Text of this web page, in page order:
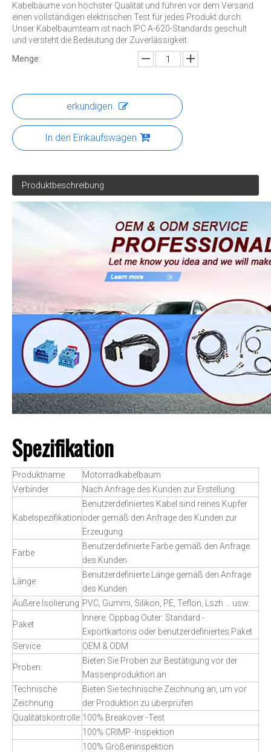
Kabelbäume von höchster Qualität und führen vor dem Versand
einen vollständigen elektrischen Test für jedes Produkt durch.
Unser Kabelbaumteam ist nach IPC A-620-Standards geschult
und versteht die Bedeutung der Zuverlässigkeit.
Menge:
erkundigen
In den Einkaufswagen
Produktbeschreibung
Spezifikation
Produktname
Motorradkabelbaum
Verbinder
Nach Anfrage des Kunden zur Erstellung
Kabelspezifikation
Benutzerdefiniertes Kabel sind reines Kupfer
oder gemäß den Anfrage des Kunden zur
Erzeugung
Farbe
Benutzerdefinierte Farbe gemäß den Anfrage
des Kunden
Länge
Benutzerdefinierte Länge gemäß den Anfrage
des Kunden
Äußere Isolierung PVC, Gummi, Silikon, PE, Teflon, Lszh ... usw.
Paket
Innere: Oppbag Outer: Standard -
Exportkartons oder benutzerdefiniertes Paket
Service
OEM & ODM
Proben:
Bieten Sie Proben zur Bestätigung vor der
Massenproduktion an
Technische
Zeichnung:
Bieten Sie technische Zeichnung an, um vor
der Produktion zu überprüfen
Qualitätskontrolle 100% Breakover -Test
100% CRIMP -Inspektion
100% Größeninspektion